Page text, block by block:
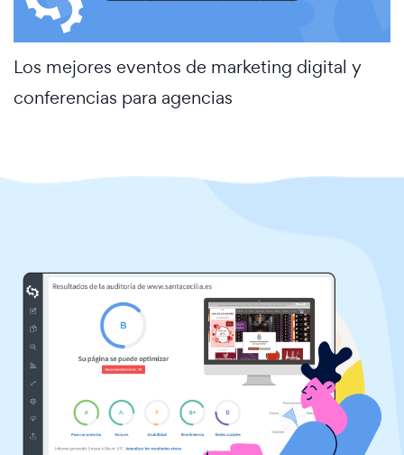
Los mejores eventos de marketing digital y
conferencias para agencias